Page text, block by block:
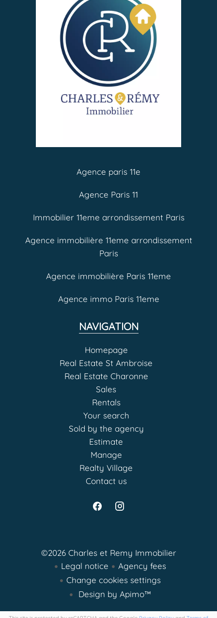
Agence paris 11e
Agence Paris 11
Immobilier 11eme arrondissement Paris
Agence immobilière 11eme arrondissement
Paris
Agence immobilière Paris 11eme
Agence immo Paris 11eme
NAVIGATION
Homepage
Real Estate St Ambroise
Real Estate Charonne
Sales
Rentals
Your search
Sold by the agency
Estimate
Manage
Realty Village
Contact us
©2026 Charles et Remy Immobilier
Legal notice
Agency fees
Change cookies settings
Design by Apimo™